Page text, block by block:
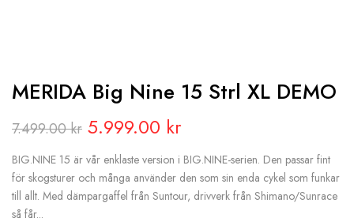
MERIDA Big Nine 15 Strl XL DEMO
7.499.00kr Original
price
was:
5.999.00 krCurrent
price
is:
BIG.NINE 15 är vår enklaste version i BIG.NINE-serien. Den passar fint
för skogsturer och många använder den som sin enda cykel som funkar
till allt. Med dämpargaffel från Suntour, drivverk från Shimano/Sunrace
så får...